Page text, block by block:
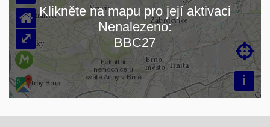
Načítám mapu…
i

⌂
⤢
Klikněte na mapu pro její aktivaci
Nenalezeno:
BBC27